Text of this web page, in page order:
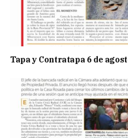
Tapa y Contratapa 6 de